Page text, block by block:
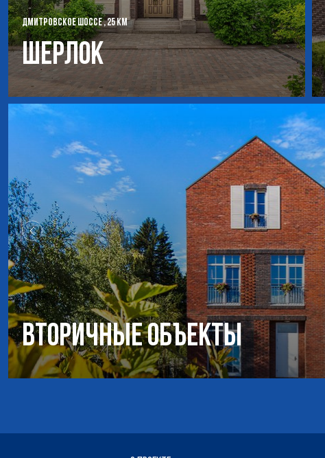
ДМИТРОВСКОЕ ШОССЕ , 25 КМ
Шерлок
Вторичные объекты